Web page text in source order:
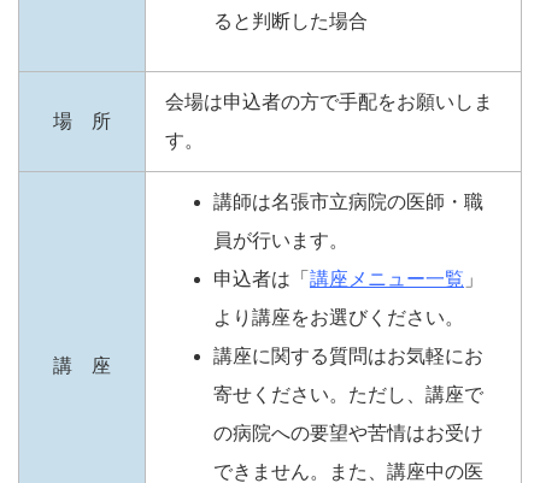
ると判断した場合
場 所
会場は申込者の方で手配をお願いしま
す。
講 座
講師は名張市立病院の医師・職
員が行います。
申込者は「 講座メニュー一覧 」
より講座をお選びください。
講座に関する質問はお気軽にお
寄せください。ただし、講座で
の病院への要望や苦情はお受け
できません。また、講座中の医